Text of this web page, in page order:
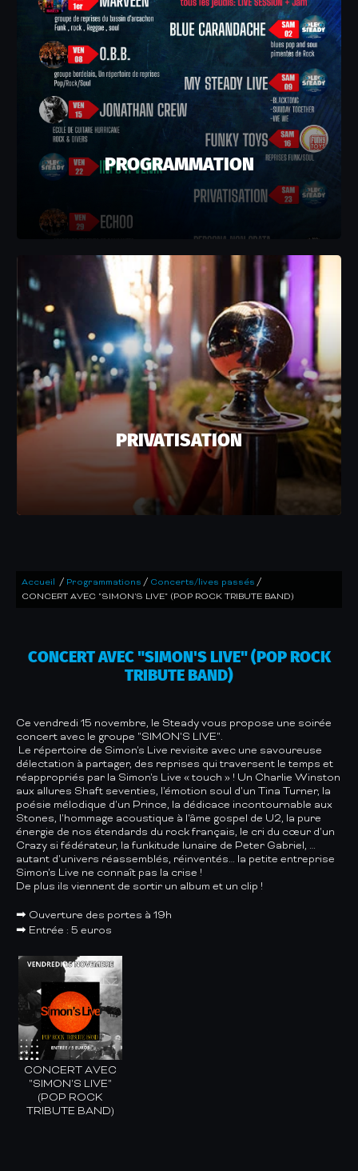
PROGRAMMATION
PRIVATISATION
Accueil / Programmations / Concerts/lives passés /
CONCERT AVEC "SIMON'S LIVE" (POP ROCK TRIBUTE BAND)
CONCERT AVEC "SIMON'S LIVE" (POP ROCK
TRIBUTE BAND)
Ce vendredi 15 novembre, le Steady vous propose une soirée
concert avec le groupe "SIMON'S LIVE".
Le répertoire de Simon's Live revisite avec une savoureuse
délectation à partager, des reprises qui traversent le temps et
réappropriés par la Simon's Live « touch » ! Un Charlie Winston
aux allures Shaft seventies, l'émotion soul d'un Tina Turner, la
poésie mélodique d'un Prince, la dédicace incontournable aux
Stones, l'hommage acoustique à l'âme gospel de U2, la pure
énergie de nos étendards du rock français, le cri du cœur d'un
Crazy si fédérateur, la funkitude lunaire de Peter Gabriel, …
autant d'univers réassemblés, réinventés… la petite entreprise
Simon's Live ne connaît pas la crise !
De plus ils viennent de sortir un album et un clip !
➡ Ouverture des portes à 19h
➡ Entrée : 5 euros
CONCERT AVEC
"SIMON'S LIVE"
(POP ROCK
TRIBUTE BAND)